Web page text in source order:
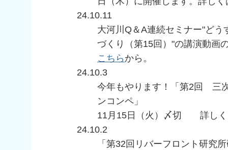
24.10.11
大河川Q＆A連続セミナー"ど
づくり（第15回）"の講演動画
こちら から。
24.10.3
今年もやります！「第2回 三
ンコンペ」
11月15日（火）〆切 詳し
24.10.2
「第32回リバーフロント研究